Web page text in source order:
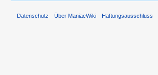
Datenschutz Über ManiacWiki Haftungsausschluss